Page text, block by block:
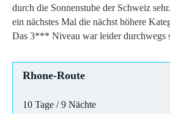
durch die Sonnenstube der Schweiz
ein nächstes Mal die nächst höhere
Das 3*** Niveau war leider durchwegs
Rhone-Route
10 Tage / 9 Nächte